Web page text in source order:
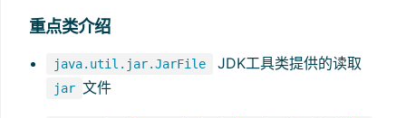
重点类介绍
java.util.jar.JarFile JDK工具类提供的读取
jar 文件